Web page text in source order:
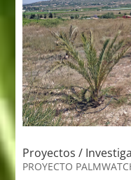
Proyectos /
PROYECTO